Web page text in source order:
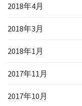
2018年4月
2018年3月
2018年1月
2017年11月
2017年10月